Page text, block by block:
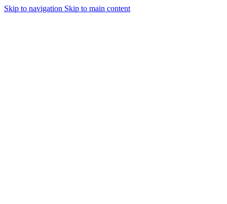
Skip to navigation Skip to main content